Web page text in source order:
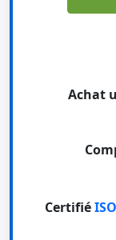
Achat
Certifié